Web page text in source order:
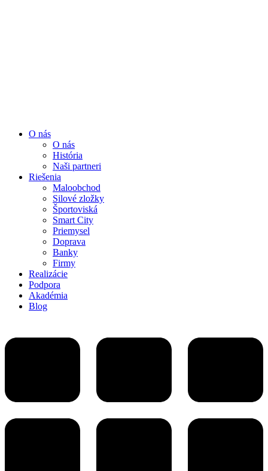
O nás
O nás
História
Naši partneri
Riešenia
Maloobchod
Silové zložky
Športoviská
Smart City
Priemysel
Doprava
Banky
Firmy
Realizácie
Podpora
Akadémia
Blog